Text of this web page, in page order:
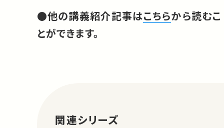
●他の講義紹介記事はこちらから読むこ
とができます。
関連シリーズ